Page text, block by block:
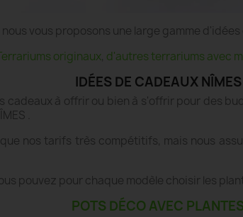
vous proposons une large gamme
originaux, d'autres terrariums avec
IDÉES DE CADEAUX NÎMES
à offrir ou bien à s'offrir pour des
.
nos tarifs très compétitifs, mais nous
pouvez pour chaque modèle choisir les
POTS DÉCO AVEC PLANTES